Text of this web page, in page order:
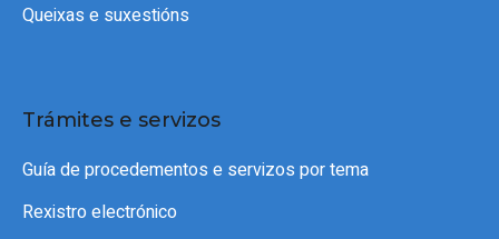
Queixas e suxestións
Trámites e servizos
Guía de procedementos e servizos por tema
Rexistro electrónico